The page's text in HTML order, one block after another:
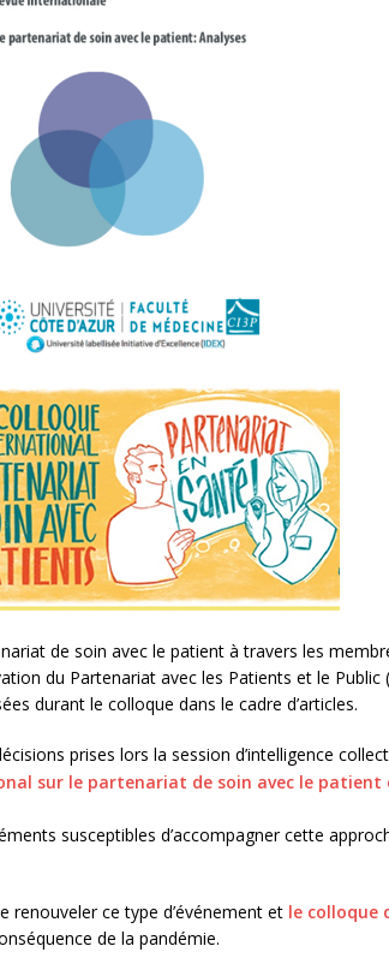
de soin avec le patient à travers les
du Partenariat avec les Patients et le Public (
durant le colloque dans le cadre d’articles.
prises lors la session d’intelligence
sur le partenariat de soin avec le patient
susceptibles d’accompagner cette
renouveler ce type d’événement et le colloque
de la pandémie.